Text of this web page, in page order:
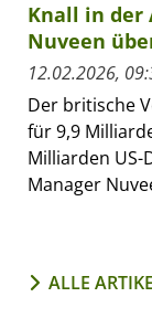
Knall in der
Nuveen
12.02.2026,
Der britische
für 9,9
Milliarden US-
Manager
ALLE